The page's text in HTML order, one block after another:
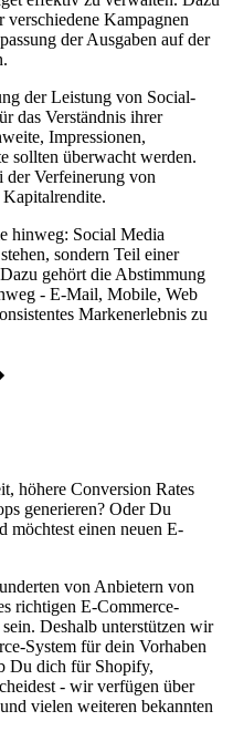
Kampagnen
der Ausgaben auf der
der Leistung von Social-
das Verständnis ihrer
Impressionen,
sollten überwacht werden.
Verfeinerung von
Kapitalrendite.
hinweg: Social Media
sondern Teil einer
gehört die Abstimmung
- E-Mail, Mobile, Web
Markenerlebnis zu
höhere Conversion Rates
generieren? Oder Du
möchtest einen neuen E-
von Anbietern von
richtigen E-Commerce-
Deshalb unterstützen wir
System für dein Vorhaben
Du dich für Shopify,
- wir verfügen über
vielen weiteren bekannten